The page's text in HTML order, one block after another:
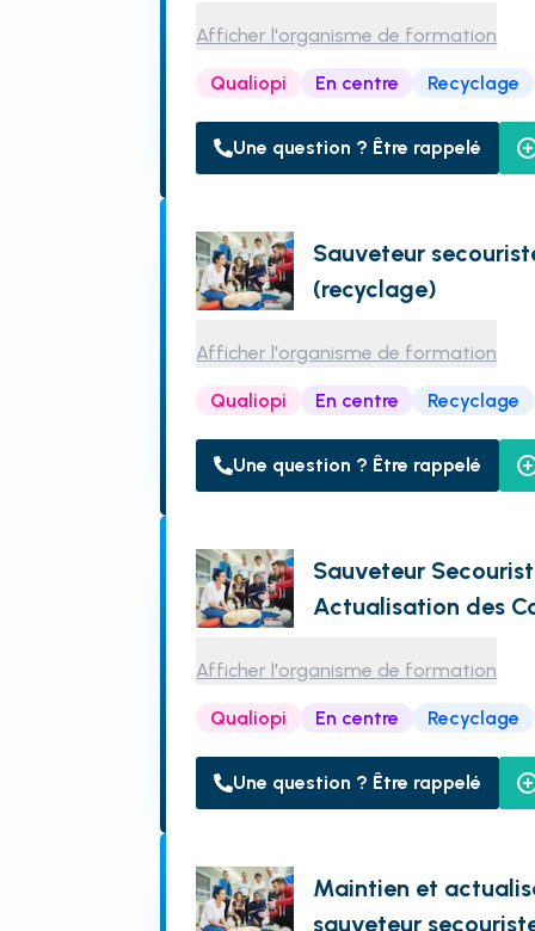
Afficher l'organisme de formation
Qualiopi En centre Recyclage
Une question ? Être rappelé
Sauveteur
(recyclage)
Afficher l'organisme de formation
Qualiopi En centre Recyclage
Une question ? Être rappelé
Sauveteur
Actualisation des
Afficher l'organisme de formation
Qualiopi En centre Recyclage
Une question ? Être rappelé
Maintien et
sauveteur